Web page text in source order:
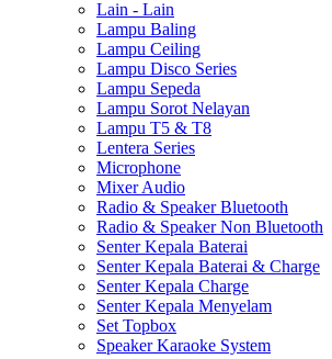
Lain - Lain
Lampu Baling
Lampu Ceiling
Lampu Disco Series
Lampu Sepeda
Lampu Sorot Nelayan
Lampu T5 & T8
Lentera Series
Microphone
Mixer Audio
Radio & Speaker Bluetooth
Radio & Speaker Non Bluetooth
Senter Kepala Baterai
Senter Kepala Baterai & Charge
Senter Kepala Charge
Senter Kepala Menyelam
Set Topbox
Speaker Karaoke System